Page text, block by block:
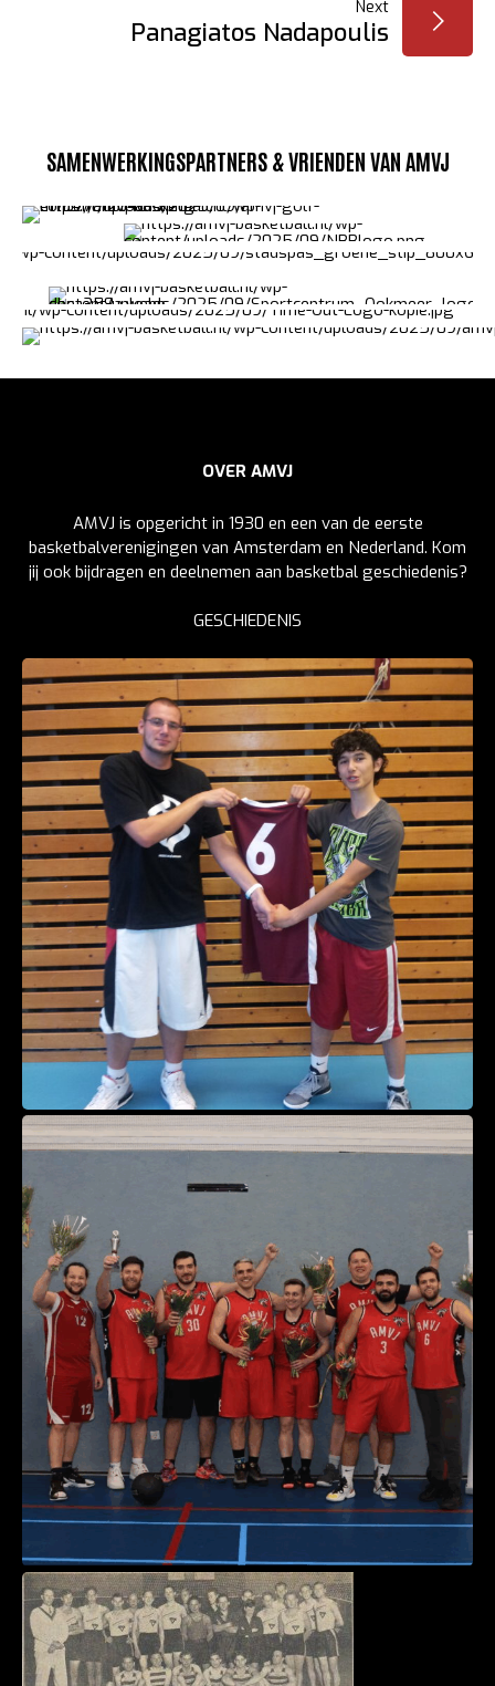
Next
Panagiatos Nadapoulis
SAMENWERKINGSPARTNERS & VRIENDEN VAN AMVJ
OVER AMVJ
AMVJ is opgericht in 1930 en een van de eerste
basketbalverenigingen van Amsterdam en Nederland. Kom
jij ook bijdragen en deelnemen aan basketbal geschiedenis?
GESCHIEDENIS